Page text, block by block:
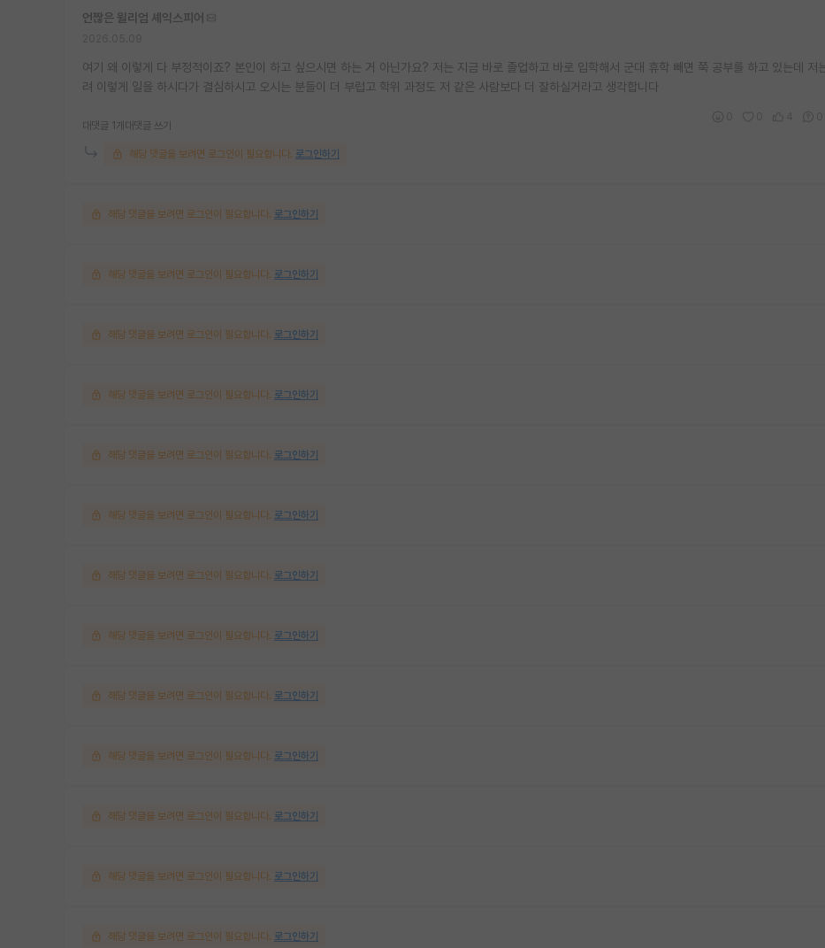
언짢은 윌리엄 셰익스피어
여기 왜 이렇게 다 부정적이죠? 본인이 하고 싶으시면 하는 거 아닌가요? 저는 지금 바로 졸업하고 바로 입학해서 군대 휴학 빼면 쭉 공부를 하고 있는데 저
려 이렇게 일을 하시다가 결심하시고 오시는 분들이 더 부럽고 학위 과정도 저 같은 사람보다 더 잘하실거라고 생각합니다
대댓글 1개 대댓글 쓰기
해당 댓글을 보려면 로그인이 필요합니다. 로그인하기
해당 댓글을 보려면 로그인이 필요합니다. 로그인하기
해당 댓글을 보려면 로그인이 필요합니다. 로그인하기
해당 댓글을 보려면 로그인이 필요합니다. 로그인하기
해당 댓글을 보려면 로그인이 필요합니다. 로그인하기
해당 댓글을 보려면 로그인이 필요합니다. 로그인하기
해당 댓글을 보려면 로그인이 필요합니다. 로그인하기
해당 댓글을 보려면 로그인이 필요합니다. 로그인하기
해당 댓글을 보려면 로그인이 필요합니다. 로그인하기
해당 댓글을 보려면 로그인이 필요합니다. 로그인하기
해당 댓글을 보려면 로그인이 필요합니다. 로그인하기
해당 댓글을 보려면 로그인이 필요합니다. 로그인하기
해당 댓글을 보려면 로그인이 필요합니다. 로그인하기
해당 댓글을 보려면 로그인이 필요합니다. 로그인하기